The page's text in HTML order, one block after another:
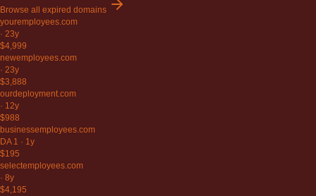
Browse all expired domains
youremployees.com
· 23y
$4,999
newemployees.com
· 23y
$3,888
ourdeployment.com
· 12y
$988
businessemployees.com
DA 1 · 1y
$195
selectemployees.com
· 8y
$4,195